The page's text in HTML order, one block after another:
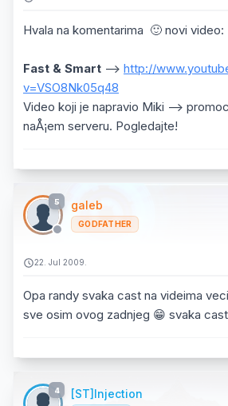
Hvala na komentarima 🙂 novi video:
Fast & Smart --> http://
v=VSO8Nk05q48
Video koji je napravio Miki -->
naÅ¡em serveru. Pogledajte!
5 galeb
GODFATHER
22. Jul 2009.
Opa randy svaka cast na videima
sve osim ovog zadnjeg 😁 svaka
4 [ST]Injection